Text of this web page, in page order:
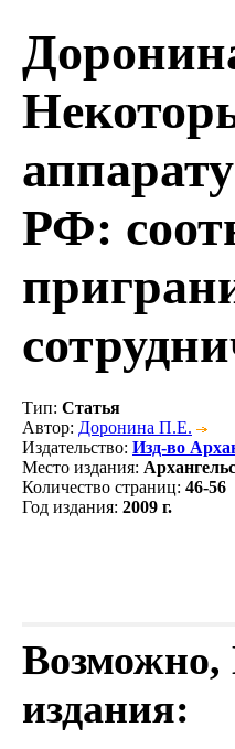
РФ:
Тип: Статья
Автор: Доронина П.Е.
Издательство: Изд-во
Место издания:
Количество страниц: 46-56
Год издания: 2009 г.
Возможно,
издания: